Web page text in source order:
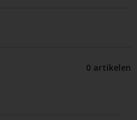
0 artikelen